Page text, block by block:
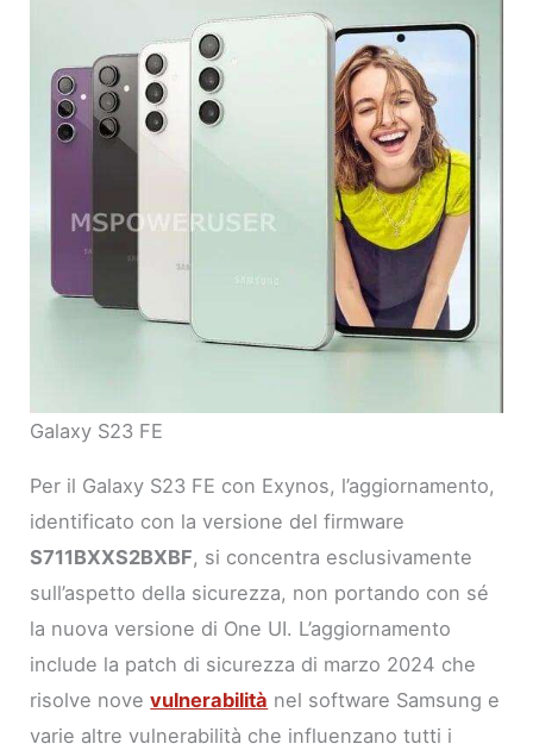
Galaxy S23 FE
Per il Galaxy S23 FE con Exynos, l’aggiornamento,
identificato con la versione del firmware
S711BXXS2BXBF, si concentra esclusivamente
sull’aspetto della sicurezza, non portando con sé
la nuova versione di One UI. L’aggiornamento
include la patch di sicurezza di marzo 2024 che
risolve novevulnerabilità nel software Samsung e
varie altre vulnerabilità che influenzano tutti i